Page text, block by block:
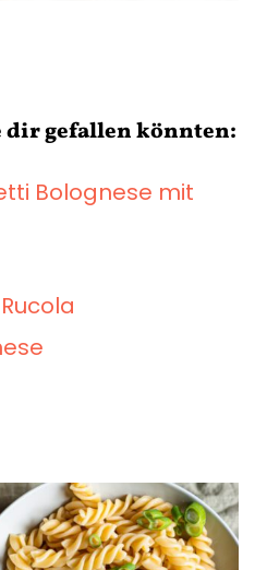
dir gefallen könnten:
Bolognese mit